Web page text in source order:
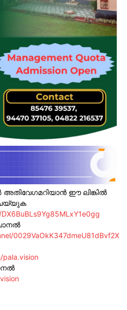
ഈ ലിങ്കിൽ
0029VaOkK347dmeU81dBvf2X